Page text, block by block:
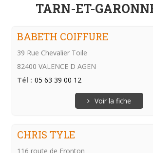
TARN-ET-
BABETH COIFFURE
39 Rue Chevalier Toile
82400 VALENCE D AGEN
Tél : 05 63 39 00 12
Voir la fiche
CHRIS TYLE
116 route de Fronton